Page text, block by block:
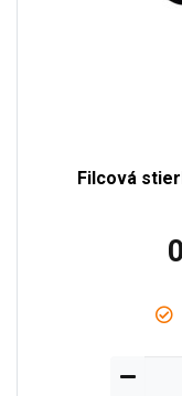
Filcová